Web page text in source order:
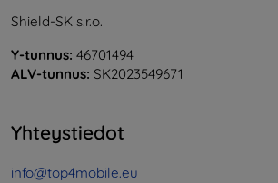
Shield-SK s.r.o.
Y-tunnus: 46701494
ALV-tunnus: SK2023549671
Yhteystiedot
info@top4mobile.eu